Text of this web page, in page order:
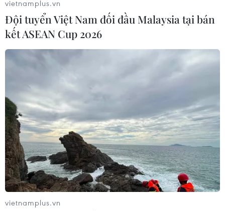
vietnamplus.vn
Đội tuyển Việt Nam đối đầu Malaysia tại bán
kết ASEAN Cup 2026
vietnamplus.vn